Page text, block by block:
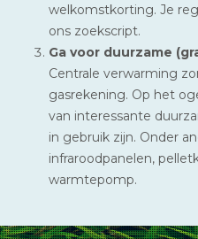
welkomstkorting. Je
ons zoekscript.
Ga voor duurzame
Centrale verwarming
gasrekening. Op het
van interessante
in gebruik zijn. Onder
infraroodpanelen,
warmtepomp.